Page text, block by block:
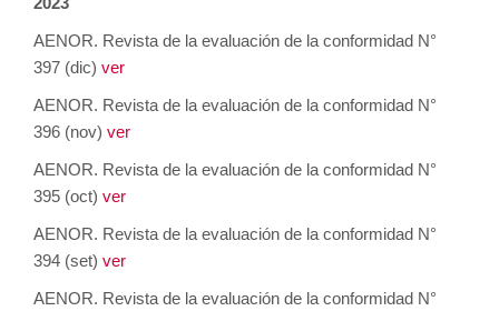
AENOR. Revista de la evaluación de la conformidad N°
397 (dic) ver
AENOR. Revista de la evaluación de la conformidad N°
396 (nov) ver
AENOR. Revista de la evaluación de la conformidad N°
395 (oct) ver
AENOR. Revista de la evaluación de la conformidad N°
394 (set) ver
AENOR. Revista de la evaluación de la conformidad N°